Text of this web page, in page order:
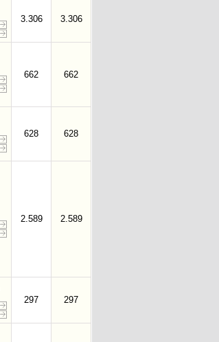
3.306 3.306
662 662
628 628
2.589 2.589
297 297